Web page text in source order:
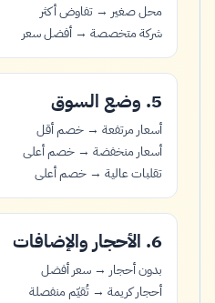
محل صغير → تفاوض أكثر
شركة متخصصة → أفضل سعر
5. وضع السوق
أسعار مرتفعة → خصم أقل
أسعار منخفضة → خصم أعلى
تقلبات عالية → خصم أعلى
6. الأحجار والإضافات
بدون أحجار → سعر أفضل
أحجار كريمة → تُقيّم منفصلة